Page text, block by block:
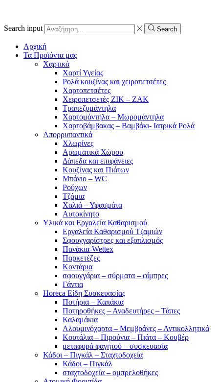
Search input Search
Αρχική
Τα Προϊόντα μας
Χαρτικά
Χαρτί Υγείας
Ρολά κουζίνας και χειροπετσέτες
Χαρτοπετσέτες
Χειροπετσετές ΖΙΚ – ΖΑΚ
Τραπεζομάντηλα
Χαρτομάντηλα – Μωρομάντηλα
Χαρτοβάμβακας – Βαμβάκι- Ιατρικά Ρολά
Απορρυπαντικά
Χλωρίνες
Αρωματικά Χώρου
Δάπεδα και επιφάνειες
Κουζίνας και Πιάτων
Μπάνιο – WC
Ρούχων
Τζάμια
Χαλιά – Υφασμάτα
Αυτοκίνητο
Υλικά και Εργαλεία Καθαρισμού
Εργαλεία Καθαρισμού Τζαμιών
Σφουγγαρίστρες και εξοπλισμός
Πανάκια-Wettex
Παρκετέζες
Κοντάρια
σφουγγάρια – σύρματα – φίμπρες
Γάντια
Horeca Είδη Συσκευασίας
Ποτήρια – Καπάκια
Ποτηροθήκες – Αναδευτήρες – Τάπες
Καλαμάκια
Αλουμινόχαρτα – Μεμβράνες – Αντικολλητικά
Κουτάλια – Πιρούνια – Πιάτα – Κουβέρ
μεταφορά φαγητού – συσκευασία
Κάδοι – Πιγκάλ – Σταχτοδοχεία
Κάδοι – Πιγκάλ
σταχτοδοχεία – ομπρελοθήκες